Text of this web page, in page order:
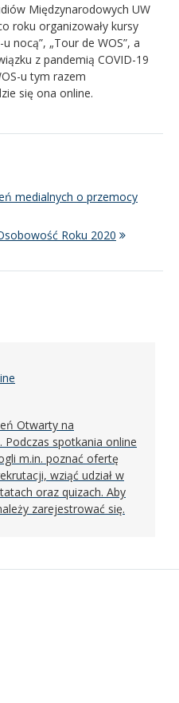
Międzynarodowych UW
roku organizowały kursy
nocą”, „Tour de WOS”, a
z pandemią COVID-19
u tym razem
się ona online.
medialnych o przemocy
Roku 2020
Otwarty na
Podczas spotkania online
m.in. poznać ofertę
wziąć udział w
oraz quizach. Aby
zarejestrować się.